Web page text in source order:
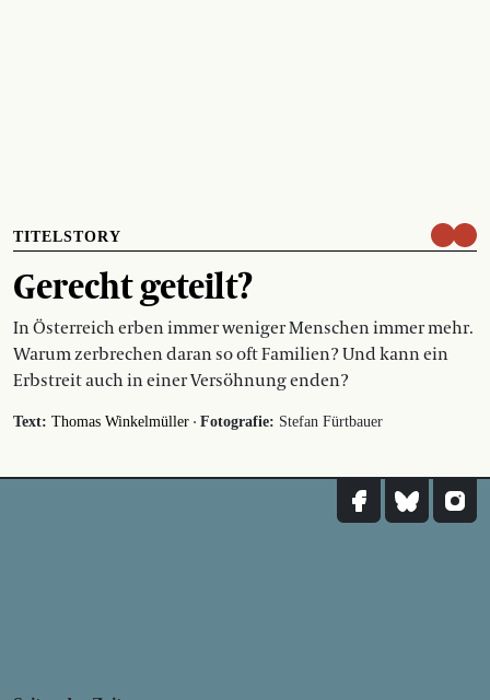
TITELSTORY
Gerecht geteilt?
In Österreich erben immer weniger Menschen immer mehr.
Warum zerbrechen daran so oft Familien? Und kann ein
Erbstreit auch in einer Versöhnung enden?
Text: Thomas Winkelmüller · Fotografie: Stefan Fürtbauer